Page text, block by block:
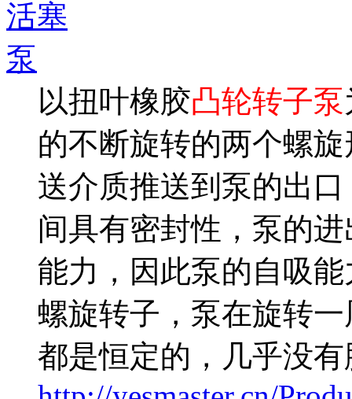
以扭叶橡胶凸轮转子泵
的不断旋转的两个螺
送介质推送到泵的出
间具有密封性，泵的
能力，因此泵的自吸
螺旋转子，泵在旋转
都是恒定的，几乎没